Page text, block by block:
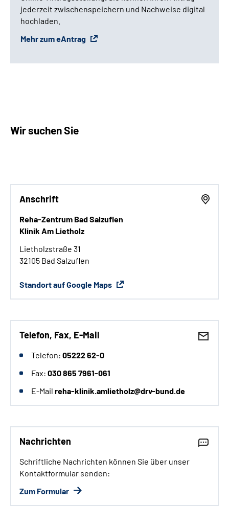
jederzeit zwischenspeichern und Nachweise digital
hochladen.
Mehr zum eAntrag
Wir suchen Sie
Anschrift
Reha-Zentrum Bad Salzuflen
Klinik Am Lietholz
Lietholzstraße 31
32105 Bad Salzuflen
Standort auf Google Maps
Telefon, Fax, E-Mail
Telefon: 05222 62-0
Fax: 030 865 7961-061
E-Mail reha-klinik.amlietholz@drv-bund.de
Nachrichten
Schriftliche Nachrichten können Sie über unser
Kontaktformular senden:
Zum Formular